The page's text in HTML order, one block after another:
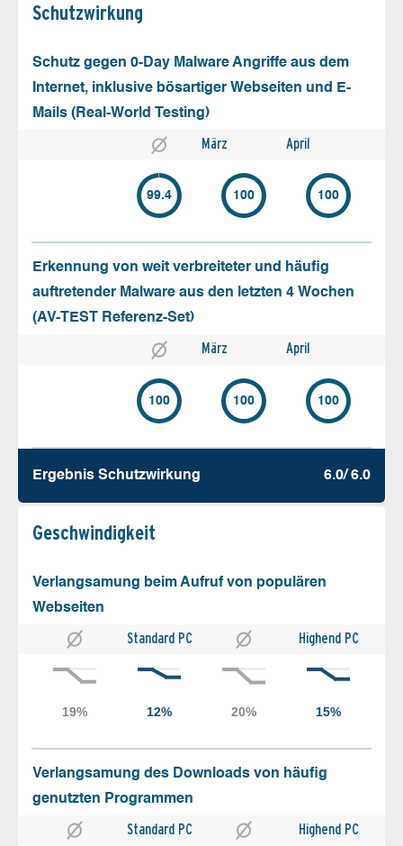
Schutz­wirkung
Schutz gegen 0-Day Malware Angriffe aus dem
Internet, inklusive bösartiger Webseiten und E-
Mails (Real-World Testing)
März April
99.4 100 100
Erkennung von weit verbreiteter und häufig
auftretender Malware aus den letzten 4 Wochen
(AV-TEST Referenz-Set)
März April
100 100 100
Ergebnis Schutz­wirkung 6.0/ 6.0
Geschw­indigkeit
Verlangsamung beim Aufruf von populären
Webseiten
Standard PC Highend PC
Verlangsamung des Downloads von häufig
genutzten Programmen
Standard PC Highend PC